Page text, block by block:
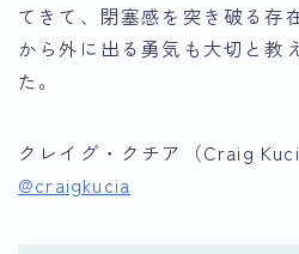
てきて、閉塞感を突き破る存
から外に出る勇気も大切と教
た。
クレイグ・クチア（Craig
@craigkucia